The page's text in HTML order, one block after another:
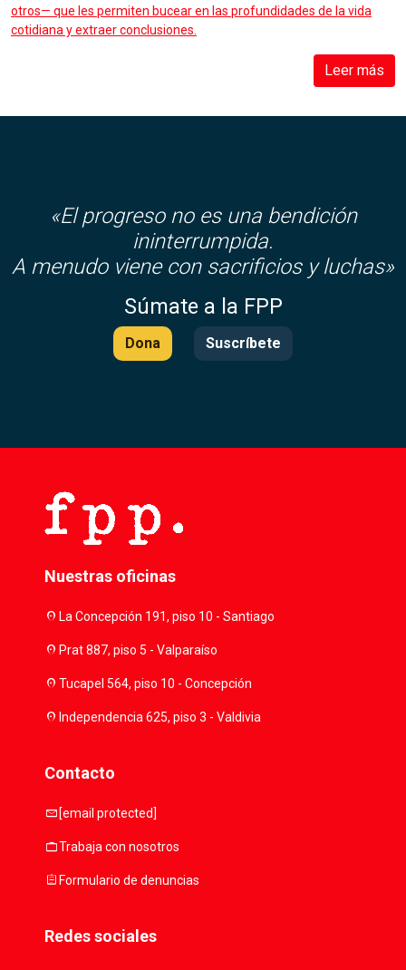
otros— que les permiten bucear en las profundidades de la vida
cotidiana y extraer conclusiones.
Leer más
«El progreso no es una bendición
ininterrumpida.
A menudo viene con sacrificios y luchas»
Súmate a la FPP
Dona Suscríbete
Nuestras oficinas
location_onLa Concepción 191, piso 10 - Santiago
location_onPrat 887, piso 5 - Valparaíso
location_onTucapel 564, piso 10 - Concepción
location_onIndependencia 625, piso 3 - Valdivia
Contacto
mail [email protected]
workTrabaja con nosotros
assignmentFormulario de denuncias
Redes sociales